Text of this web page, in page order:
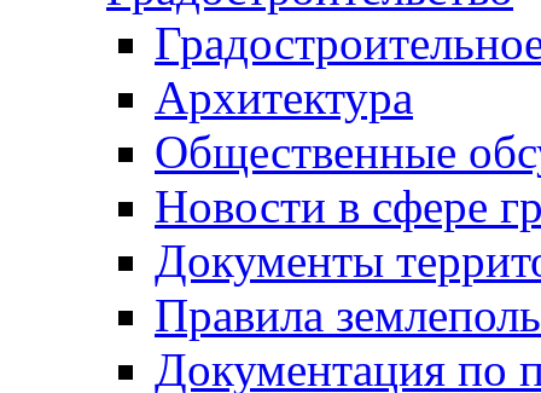
Архитектура
Общественные
Новости в сфере
Документы
Правила
Документация по